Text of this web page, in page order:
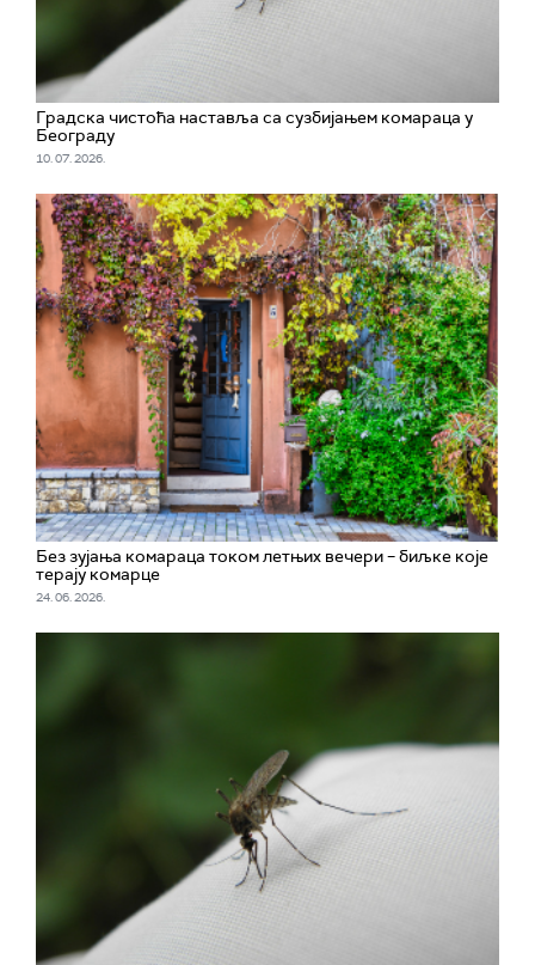
Градска чистоћа наставља са сузбијањем комараца у
Београду
10. 07. 2026.
Без зујања комараца током летњих вечери – биљке које
терају комарце
24. 06. 2026.